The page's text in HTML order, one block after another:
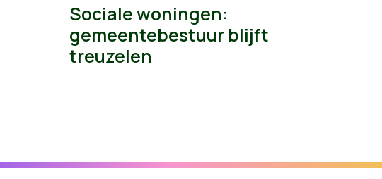
Sociale woningen:
gemeentebestuur blijft
treuzelen